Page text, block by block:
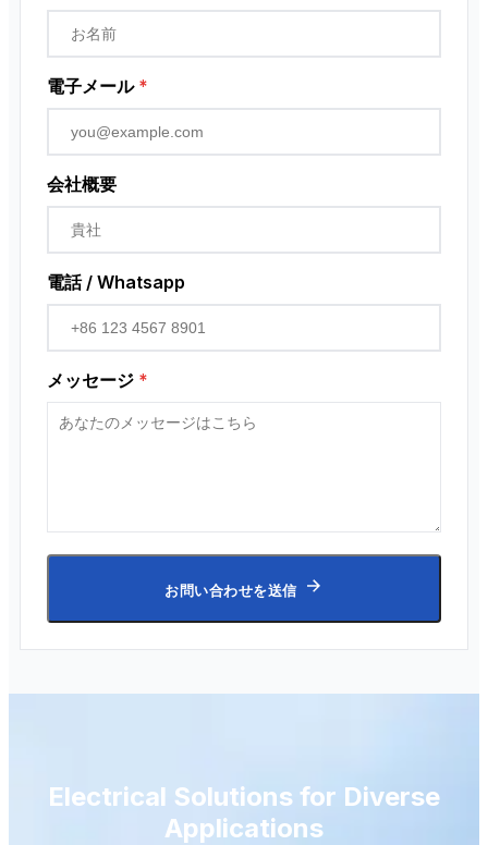
電子メール *
会社概要
電話 / Whatsapp
メッセージ *
お問い合わせを送信
Electrical Solutions for Diverse
Applications